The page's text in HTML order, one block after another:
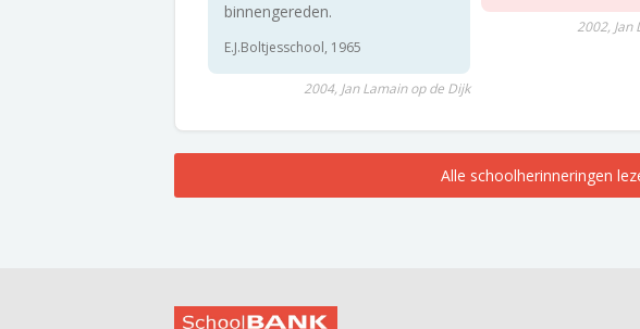
binnengereden.
E.J.Boltjesschool, 1965
2004, Jan Lamain op de Dijk
2002, Jan
Alle schoolherinneringen